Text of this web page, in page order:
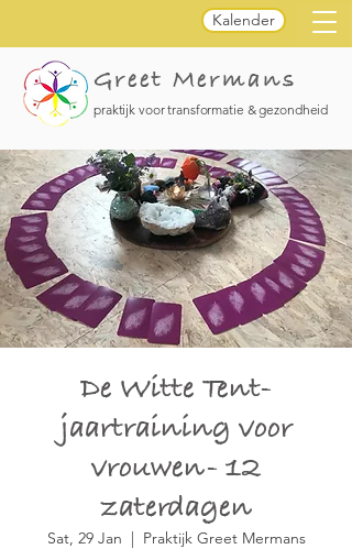
Greet Mermans
praktijk voor transformatie & gezondheid
Kalender
De Witte Tent-
jaartraining voor
vrouwen- 12
zaterdagen
Sat, 29 Jan
  |
Praktijk Greet Mermans